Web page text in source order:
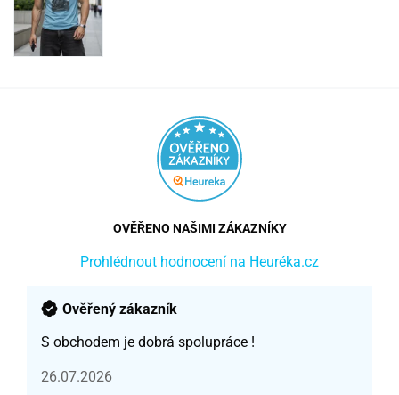
OVĚŘENO NAŠIMI ZÁKAZNÍKY
Prohlédnout hodnocení na Heuréka.cz
Ověřený zákazník
S obchodem je dobrá spolupráce !
26.07.2026